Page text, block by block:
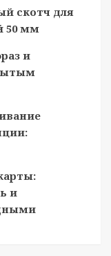
скотч для
50 мм
и
и